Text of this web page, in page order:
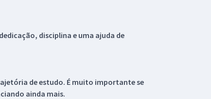
disciplina e uma ajuda de
de estudo. É muito importante se
ainda mais.